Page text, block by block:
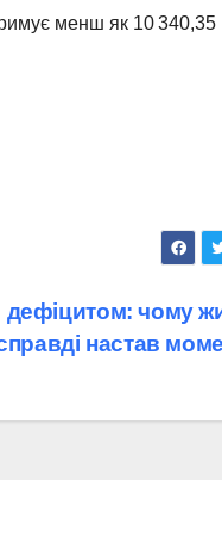
менш як 10 340,35
чому
настав